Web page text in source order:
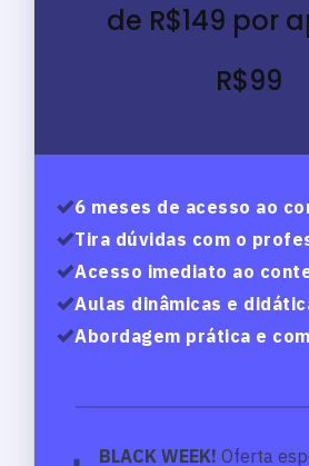
de R$149 por
R$99
6 meses de acesso ao
Tira dúvidas com o
Acesso imediato ao
Aulas dinâmicas e
Abordagem prática e
BLACK WEEK! Oferta